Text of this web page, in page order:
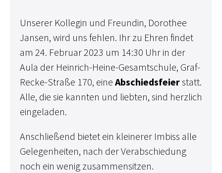
Unserer Kollegin und Freundin, Dorothee
Jansen, wird uns fehlen. Ihr zu Ehren findet
am 24. Februar 2023 um 14:30 Uhr in der
Aula der Heinrich-Heine-Gesamtschule, Graf-
Recke-Straße 170, eine Abschiedsfeierstatt.
Alle, die sie kannten und liebten, sind herzlich
eingeladen.
Anschließend bietet ein kleinerer Imbiss alle
Gelegenheiten, nach der Verabschiedung
noch ein wenig zusammensitzen.